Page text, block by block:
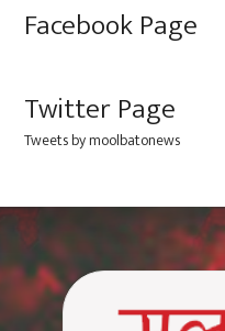
Facebook Page
Twitter Page
Tweets by moolbatonews